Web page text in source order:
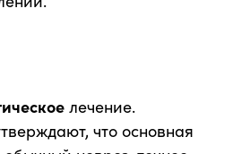
лечение.
что основная